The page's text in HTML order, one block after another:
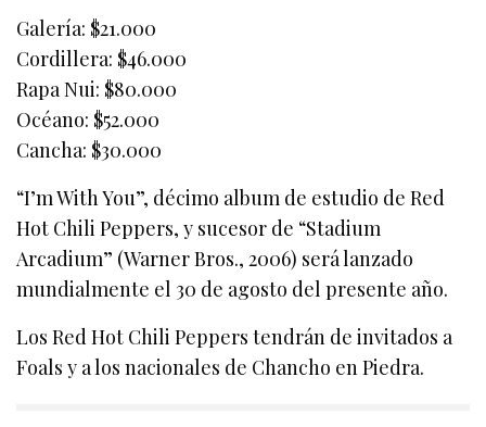
Galería: $21.000
Cordillera: $46.000
Rapa Nui: $80.000
Océano: $52.000
Cancha: $30.000
“I’m With You”, décimo album de estudio de Red
Hot Chili Peppers, y sucesor de “Stadium
Arcadium” (Warner Bros., 2006) será lanzado
mundialmente el 30 de agosto del presente año.
Los Red Hot Chili Peppers tendrán de invitados a
Foals y a los nacionales de Chancho en Piedra.